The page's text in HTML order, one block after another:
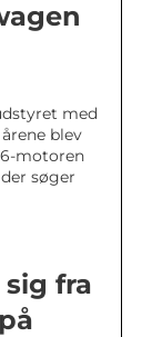
med
blev
motoren
søger
fra